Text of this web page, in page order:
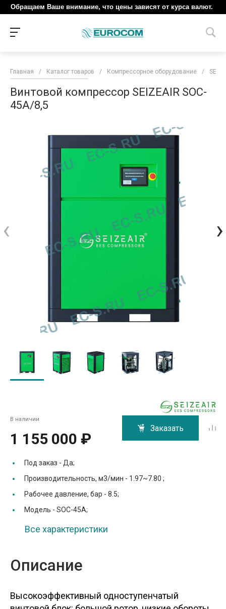
Обращаем Ваше внимание, что цены зависят от курса валют.
Главная / Каталог товаров / Компрессорное оборудование /
Винтовой компрессор SEIZEAIR SOC-
45A/8,5
‹ ›
В наличии
1 155 000 ₽
Заказать
Под заказ - Да;
Производительность, м3/мин - 1.97~7.80 ;
Рабочее давление, бар - 8.5;
Модель - SOC-45A;
Все характеристики
Описание
Высокоэффективный одноступенчатый